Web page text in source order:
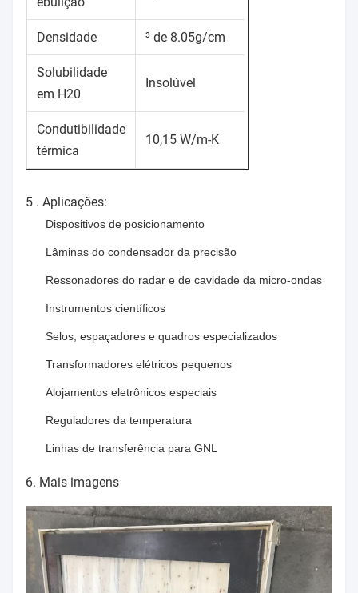
Densidade ³ de 8.05g/cm
Solubilidade
em H20
Insolúvel
Condutibilidade
térmica
10,15 W/m-K
5 . Aplicações:
Dispositivos de posicionamento
Lâminas do condensador da precisão
Ressonadores do radar e de cavidade da micro-ondas
Instrumentos científicos
Selos, espaçadores e quadros especializados
Transformadores elétricos pequenos
Alojamentos eletrônicos especiais
Reguladores da temperatura
Linhas de transferência para GNL
6. Mais imagens